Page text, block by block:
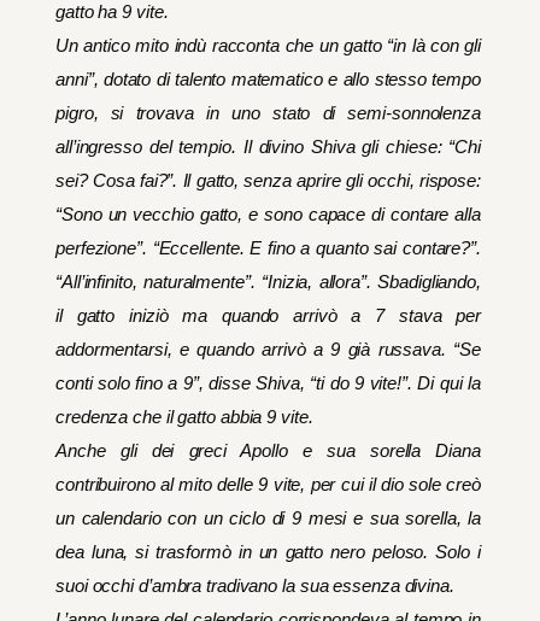
gatto ha 9 vite.
Un antico mito indù racconta che un gatto “in là con gli
anni”, dotato di talento matematico e allo stesso tempo
pigro, si trovava in uno stato di semi-sonnolenza
all’ingresso del tempio. Il divino Shiva gli chiese: “Chi
sei? Cosa fai?”. Il gatto, senza aprire gli occhi, rispose:
“Sono un vecchio gatto, e sono capace di contare alla
perfezione”. “Eccellente. E fino a quanto sai contare?”.
“All’infinito, naturalmente”. “Inizia, allora”. Sbadigliando,
il gatto iniziò ma quando arrivò a 7 stava per
addormentarsi, e quando arrivò a 9 già russava. “Se
conti solo fino a 9”, disse Shiva, “ti do 9 vite!”. Di qui la
credenza che il gatto abbia 9 vite.
Anche gli dei greci Apollo e sua sorella Diana
contribuirono al mito delle 9 vite, per cui il dio sole creò
un calendario con un ciclo di 9 mesi e sua sorella, la
dea luna, si trasformò in un gatto nero peloso. Solo i
suoi occhi d’ambra tradivano la sua essenza divina.